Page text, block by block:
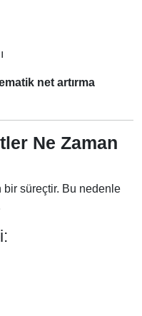
net artırma
Ne Zaman
süreçtir. Bu nedenle